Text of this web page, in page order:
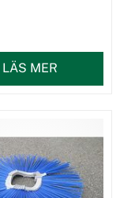
LÄS MER